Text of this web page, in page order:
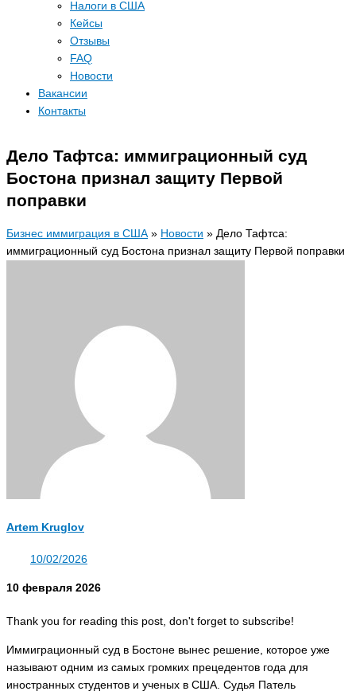
Налоги в США
Кейсы
Отзывы
FAQ
Новости
Вакансии
Контакты
Дело Тафтса: иммиграционный суд
Бостона признал защиту Первой
поправки
Бизнес иммиграция в США » Новости » Дело Тафтса:
иммиграционный суд Бостона признал защиту Первой поправки
Artem Kruglov
10/02/2026
10 февраля 2026
Thank you for reading this post, don't forget to subscribe!
Иммиграционный суд в Бостоне вынес решение, которое уже
называют одним из самых громких прецедентов года для
иностранных студентов и ученых в США. Судья Патель